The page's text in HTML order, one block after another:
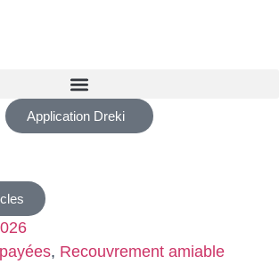
Application Dreki
, Recouvrement amiable